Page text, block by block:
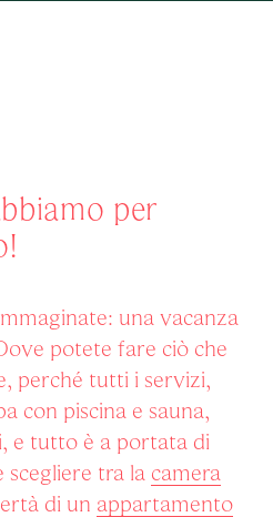
per
una vacanza
potete fare ciò che
perché tutti i servizi,
con piscina e sauna,
e tutto è a portata di
tra la camera
di un appartamento